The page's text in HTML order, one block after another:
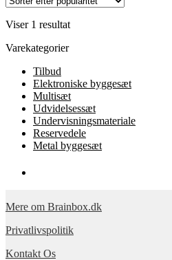
Viser 1 resultat
Varekategorier
Tilbud
Elektroniske byggesæt
Multisæt
Udvidelsessæt
Undervisningsmateriale
Reservedele
Metal byggesæt
Mere om Brainbox.dk
Privatlivspolitik
Kontakt Os